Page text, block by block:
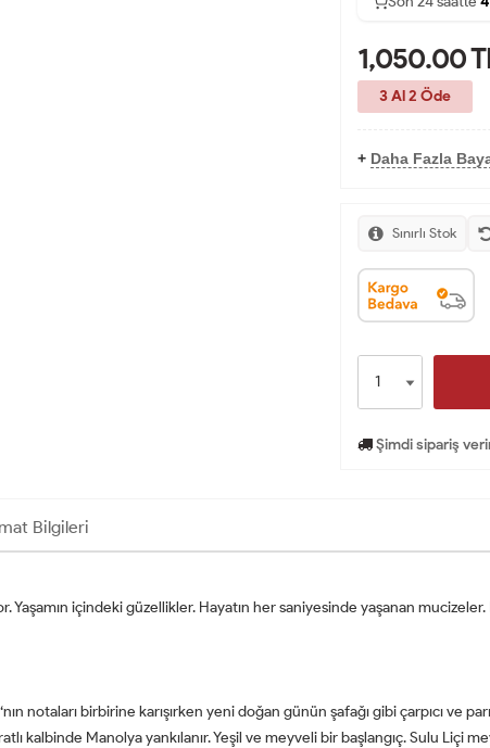
1,050.00
3 Al 2 Öde
+ Daha Fazla
Sınırlı Stok
Şimdi sipariş
Bilgileri
Yaşamın içindeki güzellikler. Hayatın her saniyesinde yaşanan
notaları birbirine karışırken yeni doğan günün şafağı gibi çarpıcı ve
kalbinde Manolya yankılanır. Yeşil ve meyveli bir başlangıç. Sulu Liçi